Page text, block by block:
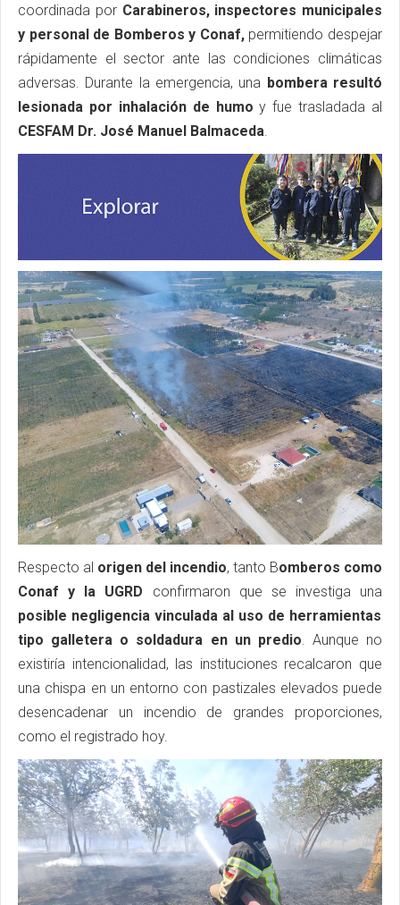
coordinada por Carabineros, inspectores municipales
y personal de Bomberos y Conaf,permitiendo despejar
rápidamente el sector ante las condiciones climáticas
adversas. Durante la emergencia, una bombera resultó
lesionada por inhalación de humo y fue trasladada al
CESFAM Dr. José Manuel Balmaceda.
Respecto al origen del incendio, tanto Bomberos como
Conaf y la UGRD confirmaron que se investiga una
posible negligencia vinculada al uso de herramientas
tipo galletera o soldadura en un predio. Aunque no
existiría intencionalidad, las instituciones recalcaron que
una chispa en un entorno con pastizales elevados puede
desencadenar un incendio de grandes proporciones,
como el registrado hoy.